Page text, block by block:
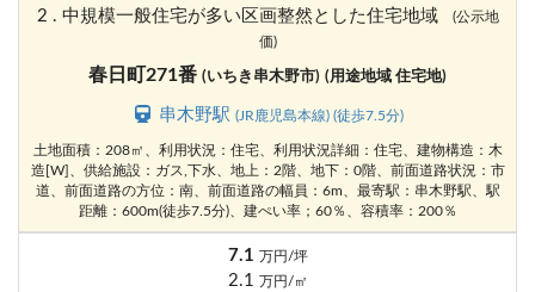
2 . 中規模一般住宅が多い区画整然とした住宅地域
(公示地
価)
春日町271番 (いちき串木野市) (用途地域 住宅地)
串木野駅(JR鹿児島本線) (徒歩7.5分)
土地面積：208㎡、利用状況：住宅、利用状況詳細：住宅、建物構造：木
造[W]、供給施設：ガス,下水、地上：2階、地下：0階、前面道路状況：市
道、前面道路の方位：南、前面道路の幅員：6m、最寄駅：串木野駅、駅
距離：600m(徒歩7.5分)、建ぺい率；60％、容積率：200％
7.1 万円/坪
2.1 万円/㎡